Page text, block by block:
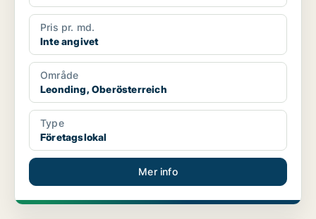
Pris pr. md.
Inte angivet
Område
Leonding, Oberösterreich
Type
Företagslokal
Mer info